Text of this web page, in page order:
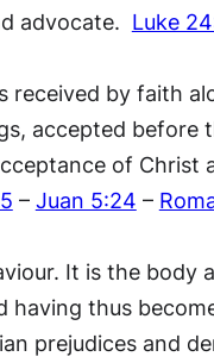
advocate. Luke
received by faith
accepted before
of Christ
– Juan 5:24 –
It is the body
thus
prejudices and